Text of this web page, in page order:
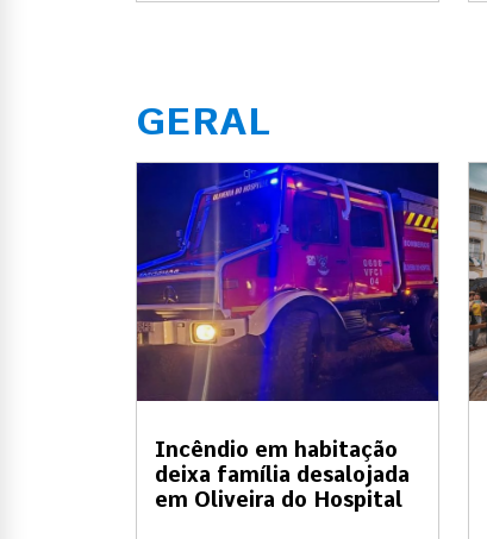
GERAL
Incêndio em habitação
deixa família desalojada
em Oliveira do Hospital